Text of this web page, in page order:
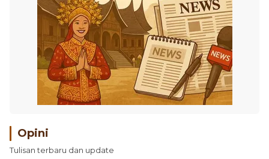
Opini
Tulisan terbaru dan update